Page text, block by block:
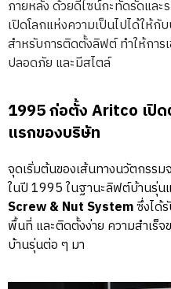
ภายหลัง ด้วยดีไซน์กะทัดรัดแล
เปิดโลกแห่งความเป็นไปได้ให้
สำหรับการติดตั้งลิฟต์ ทำให้การ
ปลอดภัย และมีสไตล์
1995 ก่อตั้ง Aritco เปิ
แรกของบริษัท
จุดเริ่มต้นของเส้นทางนวัตกรรม
ในปี 1995 ในฐานะลิฟต์บ้านรุ่น
Screw & Nut Systemซึ่งได้
พื้นที่ และติดตั้งง่าย ความสำเร็
บ้านรุ่นต่อ ๆ มา